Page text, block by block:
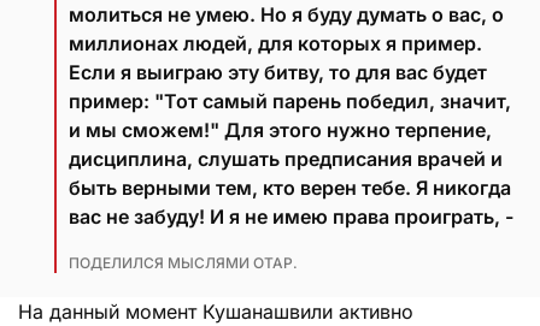
молиться не умею. Но я буду думать о вас, о
миллионах людей, для которых я пример.
Если я выиграю эту битву, то для вас будет
пример: "Тот самый парень победил, значит,
и мы сможем!" Для этого нужно терпение,
дисциплина, слушать предписания врачей и
быть верными тем, кто верен тебе. Я никогда
вас не забуду! И я не имею права проиграть, -
ПОДЕЛИЛСЯ МЫСЛЯМИ ОТАР.
На данный момент Кушанашвили активно